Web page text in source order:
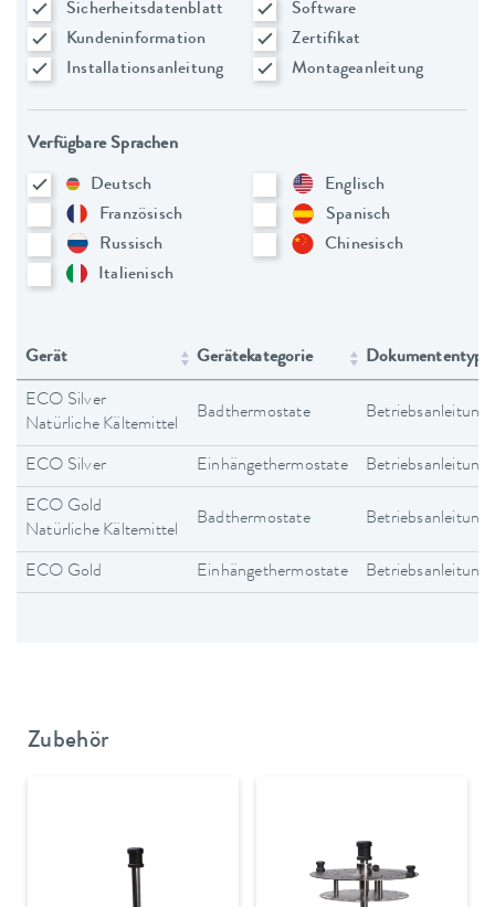
Sicherheitsdatenblatt
Software
Kundeninformation
Zertifikat
Installationsanleitung
Montageanleitung
Verfügbare Sprachen
Deutsch
Englisch
Französisch
Spanisch
Russisch
Chinesisch
Italienisch
Gerät Gerätekategorie Dokumententyp
ECO Silver
Natürliche Kältemittel
Badthermostate Betriebsanleitung
ECO Silver Einhängethermostate Betriebsanleitung
ECO Gold
Natürliche Kältemittel
Badthermostate Betriebsanleitung
ECO Gold Einhängethermostate Betriebsanleitung
Zubehör